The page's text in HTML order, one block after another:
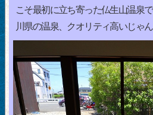
こそ最初に立ち寄った仏生山温泉
川県の温泉、クオリティ高いじゃん